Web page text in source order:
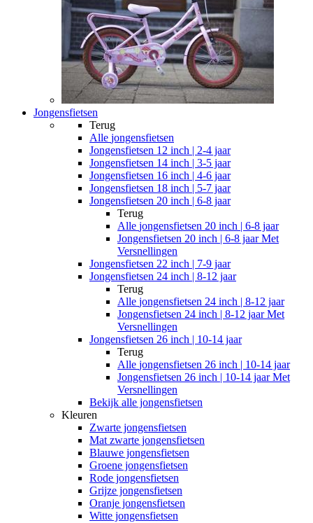
Jongensfietsen
Terug
Alle jongensfietsen
Jongensfietsen 12 inch | 2-4 jaar
Jongensfietsen 14 inch | 3-5 jaar
Jongensfietsen 16 inch | 4-6 jaar
Jongensfietsen 18 inch | 5-7 jaar
Jongensfietsen 20 inch | 6-8 jaar
Terug
Alle jongensfietsen 20 inch | 6-8 jaar
Jongensfietsen 20 inch | 6-8 jaar Met
Versnellingen
Jongensfietsen 22 inch | 7-9 jaar
Jongensfietsen 24 inch | 8-12 jaar
Terug
Alle jongensfietsen 24 inch | 8-12 jaar
Jongensfietsen 24 inch | 8-12 jaar Met
Versnellingen
Jongensfietsen 26 inch | 10-14 jaar
Terug
Alle jongensfietsen 26 inch | 10-14 jaar
Jongensfietsen 26 inch | 10-14 jaar Met
Versnellingen
Bekijk alle jongensfietsen
Kleuren
Zwarte jongensfietsen
Mat zwarte jongensfietsen
Blauwe jongensfietsen
Groene jongensfietsen
Rode jongensfietsen
Grijze jongensfietsen
Oranje jongensfietsen
Witte jongensfietsen